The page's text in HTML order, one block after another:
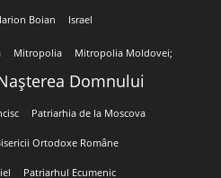
Boian Israel
Mitropolia Mitropolia Moldovei;
Domnului
Patriarhia de la Moscova
Ortodoxe Române
Patriarhul Ecumenic